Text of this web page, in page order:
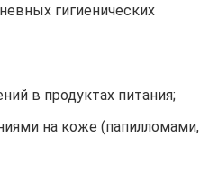
гигиенических
в продуктах питания;
на коже (папилломами,